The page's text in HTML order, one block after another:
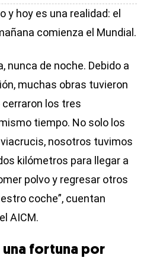
y hoy es una realidad: el
comienza el Mundial.
nunca de noche. Debido a
muchas obras tuvieron
los tres
tiempo. No solo los
nosotros tuvimos
kilómetros para llegar a
polvo y regresar otros
coche”, cuentan
AICM.
una fortuna por